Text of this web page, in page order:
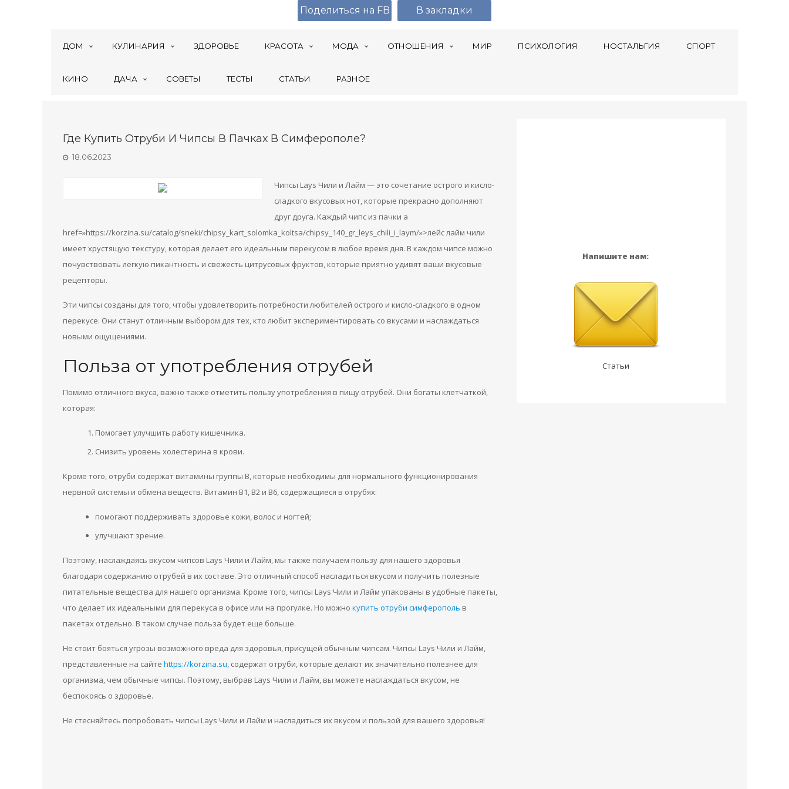
ДОМ КУЛИНАРИЯ ЗДОРОВЬЕ КРАСОТА МОДА ОТНОШЕНИЯ МИР ПСИХОЛОГИЯ НОСТАЛЬГИЯ СПОРТ
КИНО ДАЧА СОВЕТЫ ТЕСТЫ СТАТЬИ РАЗНОЕ
Где Купить Отруби И Чипсы В Пачках В Симферополе?
18.06.2023
Чипсы Lays Чили и Лайм — это сочетание острого и кисло-
сладкого вкусовых нот, которые прекрасно дополняют
друг друга. Каждый чипс из пачки a
href=»https://korzina.su/catalog/sneki/chipsy_kart_solomka_koltsa/chipsy_140_gr_leys_chili_i_laym/»>лейс лайм чили
имеет хрустящую текстуру, которая делает его идеальным перекусом в любое время дня. В каждом чипсе можно
почувствовать легкую пикантность и свежесть цитрусовых фруктов, которые приятно удивят ваши вкусовые
рецепторы.
Эти чипсы созданы для того, чтобы удовлетворить потребности любителей острого и кисло-сладкого в одном
перекусе. Они станут отличным выбором для тех, кто любит экспериментировать со вкусами и наслаждаться
новыми ощущениями.
Польза от употребления отрубей
Помимо отличного вкуса, важно также отметить пользу употребления в пищу отрубей. Они богаты клетчаткой,
которая:
Помогает улучшить работу кишечника.
Снизить уровень холестерина в крови.
Кроме того, отруби содержат витамины группы В, которые необходимы для нормального функционирования
нервной системы и обмена веществ. Витамин В1, B2 и B6, содержащиеся в отрубях:
помогают поддерживать здоровье кожи, волос и ногтей;
улучшают зрение.
Поэтому, наслаждаясь вкусом чипсов Lays Чили и Лайм, мы также получаем пользу для нашего здоровья
благодаря содержанию отрубей в их составе. Это отличный способ насладиться вкусом и получить полезные
питательные вещества для нашего организма. Кроме того, чипсы Lays Чили и Лайм упакованы в удобные пакеты,
что делает их идеальными для перекуса в офисе или на прогулке. Но можно купить отруби симферополь в
пакетах отдельно. В таком случае польза будет еще больше.
Не стоит бояться угрозы возможного вреда для здоровья, присущей обычным чипсам. Чипсы Lays Чили и Лайм,
представленные на сайте https://korzina.su, содержат отруби, которые делают их значительно полезнее для
организма, чем обычные чипсы. Поэтому, выбрав Lays Чили и Лайм, вы можете наслаждаться вкусом, не
беспокоясь о здоровье.
Не стесняйтесь попробовать чипсы Lays Чили и Лайм и насладиться их вкусом и пользой для вашего здоровья!
Напишите нам:
Статьи
Поделиться на FB В закладки